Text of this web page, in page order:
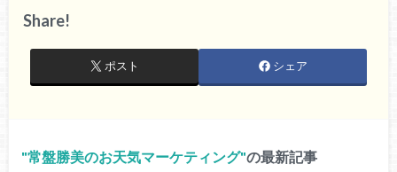
Share!
ポスト シェア
常盤勝美のお天気マーケティング の最新記事